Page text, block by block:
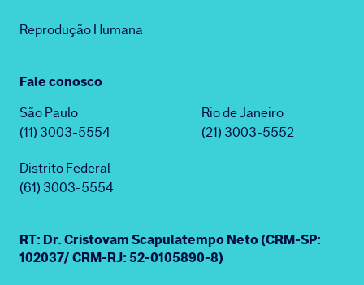
Reprodução Humana
Fale conosco
São Paulo
(11) 3003-5554
Rio de Janeiro
(21) 3003-5552
Distrito Federal
(61) 3003-5554
RT: Dr. Cristovam Scapulatempo Neto (CRM-SP:
102037/ CRM-RJ: 52-0105890-8)